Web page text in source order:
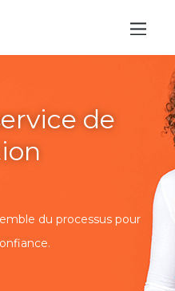
de
du processus pour